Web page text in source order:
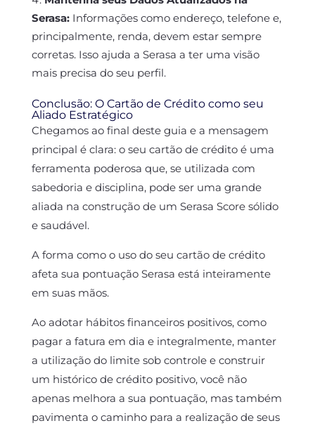
Serasa:Informações como endereço, telefone e,
principalmente, renda, devem estar sempre
corretas. Isso ajuda a Serasa a ter uma visão
mais precisa do seu perfil.
Conclusão: O Cartão de Crédito como seu
Aliado Estratégico
Chegamos ao final deste guia e a mensagem
principal é clara: o seu cartão de crédito é uma
ferramenta poderosa que, se utilizada com
sabedoria e disciplina, pode ser uma grande
aliada na construção de um Serasa Score sólido
e saudável.
A forma como o uso do seu cartão de crédito
afeta sua pontuação Serasa está inteiramente
em suas mãos.
Ao adotar hábitos financeiros positivos, como
pagar a fatura em dia e integralmente, manter
a utilização do limite sob controle e construir
um histórico de crédito positivo, você não
apenas melhora a sua pontuação, mas também
pavimenta o caminho para a realização de seus